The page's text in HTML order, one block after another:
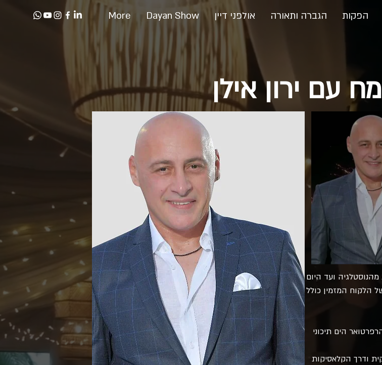
הפקות הגברה ותאורה אולפני דיין Dayan Show
More
עם ירון אילן
ועד היום
הלקוח המזמין כולל
הים תיכוני
ודרך הקלאסיקות